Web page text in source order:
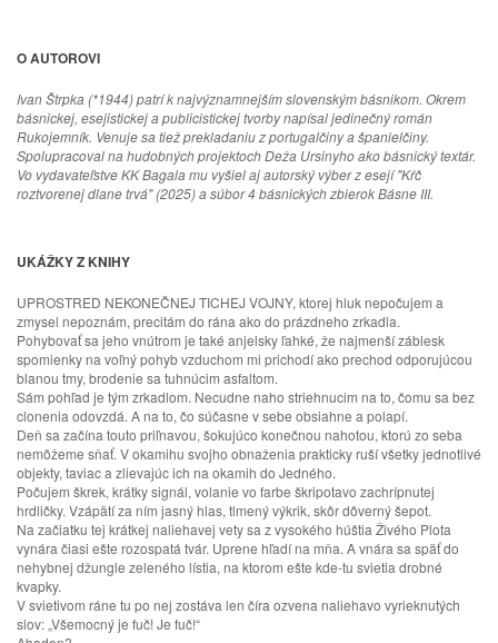
O AUTOROVI
Ivan Štrpka (*1944) patrí k najvýznamnejším slovenským básnikom. Okrem
básnickej, esejistickej a publicistickej tvorby napísal jedinečný román
Rukojemník. Venuje sa tiež prekladaniu z portugalčiny a španielčiny.
Spolupracoval na hudobných projektoch Deža Ursinyho ako básnický textár.
Vo vydavateľstve KK Bagala mu vyšiel aj autorský výber z esejí "Kŕč
roztvorenej dlane trvá" (2025) a súbor 4 básnických zbierok Básne III.
UKÁŽKY Z KNIHY
UPROSTRED NEKONEČNEJ TICHEJ VOJNY, ktorej hluk nepočujem a
zmysel nepoznám, precitám do rána ako do prázdneho zrkadla.
Pohybovať sa jeho vnútrom je také anjelsky ľahké, že najmenší záblesk
spomienky na voľný pohyb vzduchom mi prichodí ako prechod odporujúcou
blanou tmy, brodenie sa tuhnúcim asfaltom.
Sám pohľad je tým zrkadlom. Necudne naho striehnucim na to, čomu sa bez
clonenia odovzdá. A na to, čo súčasne v sebe obsiahne a polapí.
Deň sa začína touto priľnavou, šokujúco konečnou nahotou, ktorú zo seba
nemôžeme sňať. V okamihu svojho obnaženia prakticky ruší všetky jednotlivé
objekty, taviac a zlievajúc ich na okamih do Jedného.
Počujem škrek, krátky signál, volanie vo farbe škripotavo zachrípnutej
hrdličky. Vzápätí za ním jasný hlas, tlmený výkrik, skôr dôverný šepot.
Na začiatku tej krátkej naliehavej vety sa z vysokého húštia Živého Plota
vynára čiasi ešte rozospatá tvár. Uprene hľadí na mňa. A vnára sa späť do
nehybnej džungle zeleného lístia, na ktorom ešte kde-tu svietia drobné
kvapky.
V svietivom ráne tu po nej zostáva len číra ozvena naliehavo vyrieknutých
slov: „Všemocný je fuč! Je fuč!“